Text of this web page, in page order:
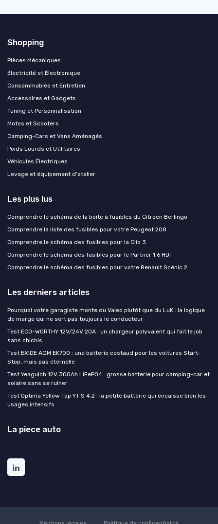
Shopping
Pièces Mécaniques
Électricité et Électronique
Consommables et Entretien
Accessoires et Gadgets
Tuning et Personnalisation
Motos et Scooters
Camping-Cars et Vans Aménagés
Poids Lourds et Utilitaires
Véhicules Électriques
Levage et équipement d'atelier
Les plus lus
Comprendre le schéma de la boîte à fusibles du Citroën Berlingo
Comprendre la liste des fusibles pour votre Peugeot 208
Comprendre le schéma des fusibles pour la Clio 3
Comprendre le schéma des fusibles pour le Partner 1.6 HDi
Comprendre le schéma des fusibles pour votre Renault Scénic 2
Les derniers articles
Pourquoi votre garagiste monte du Valeo plutôt que du LuK : la logique
de marge qui ne sert pas toujours le conducteur
Test ECO-WORTHY 12V/24V 20A : un chargeur polyvalent qui fait le job
sans chichis
Test EXIDE AGM EK700 : une batterie costaud pour les voitures Start-
Stop, mais pas éternelle
Test Yeagulch 12V 300Ah LiFePO4 : grosse batterie pour camping-car et
solaire sans se ruiner
Test Optima Yellow Top YT S 4.2 : la petite batterie qui encaisse bien les
usages intensifs
La piece auto